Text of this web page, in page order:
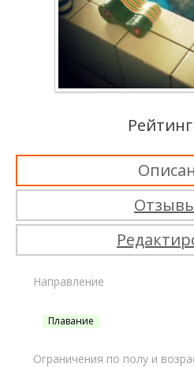
Рейтинг
Направление
Плавание
Ограничения по полу и